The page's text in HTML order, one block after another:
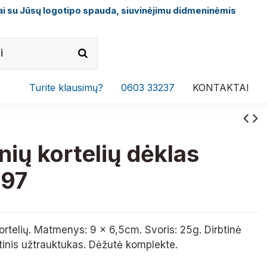
su Jūsų logotipo spauda, siuvinėjimu didmeninėmis
KONTAKTAI
0603 33237
Turite klausimų?
kortelių dėklas
Matmenys: 9 x 6,5cm. Svoris: 25g. Dirbtinė
užtrauktukas. Dėžutė komplekte.